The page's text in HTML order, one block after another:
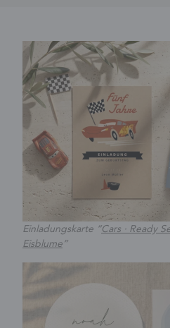
Einladungskarte “Cars · Ready
Eisblume”